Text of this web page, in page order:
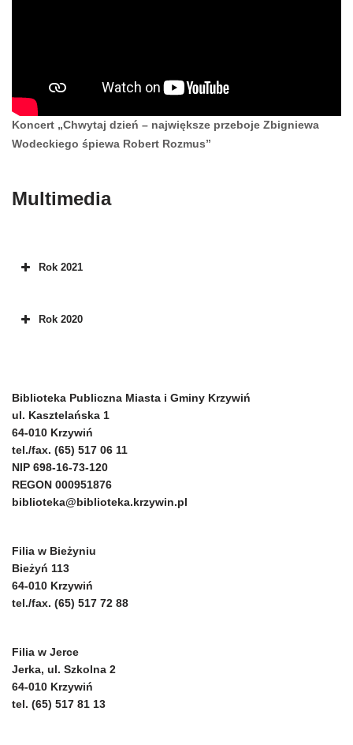
Koncert „Chwytaj dzień – największe przeboje Zbigniewa
Wodeckiego śpiewa Robert Rozmus”
Multimedia
Rok 2021
Rok 2020
Biblioteka Publiczna Miasta i Gminy Krzywiń
ul. Kasztelańska 1
64-010 Krzywiń
tel./fax. (65) 517 06 11
NIP 698-16-73-120
REGON 000951876
biblioteka@biblioteka.krzywin.pl
Filia w Bieżyniu
Bieżyń 113
64-010 Krzywiń
tel./fax. (65) 517 72 88
Filia w Jerce
Jerka, ul. Szkolna 2
64-010 Krzywiń
tel. (65) 517 81 13